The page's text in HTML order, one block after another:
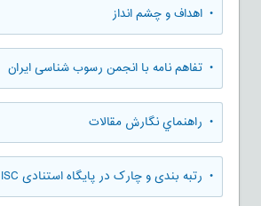
• اهداف و چشم انداز
• تفاهم نامه با انجمن رسوب شناسی ایران
• راهنماي نگارش مقالات
• رتبه بندی و چارک در پایگاه استنادی ISC